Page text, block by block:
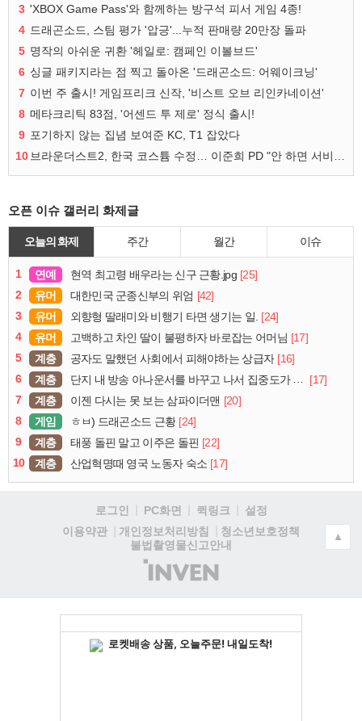
3 'XBOX Game Pass'와 함께하는 방구석 피서 게임 4종!
4 드래곤소드, 스팀 평가 '압긍'...누적 판매량 20만장 돌파
5 명작의 아쉬운 귀환 '헤일로: 캠페인 이볼브드'
6 싱글 패키지라는 점 찍고 돌아온 '드래곤소드: 어웨이크닝'
7 이번 주 출시! 게임프리크 신작, '비스트 오브 리인카네이션'
8 메타크리틱 83점, '어센드 투 제로' 정식 출시!
9 포기하지 않는 집념 보여준 KC, T1 잡았다
10
브라운더스트2, 한국 코스튬 수정… 이준희 PD "안 하면 서비스 지속 불가"
오픈 이슈 갤러리 화제글
오늘의 화제 주간 월간 이슈
1 연예 현역 최고령 배우라는 신구 근황.jpg [25]
2
유머 대한민국 군종신부의 위엄 [42]
3
유머 외향형 딸래미와 비행기 타면 생기는 일. [24]
4
유머 고백하고 차인 딸이 불평하자 바로잡는 어머님 [17]
5
계층 공자도 말했던 사회에서 피해야하는 상급자 [16]
6
계층 단지 내 방송 아나운서를 바꾸고 나서 집중도가 확 올라갔다는 한 아파트의 안내방송
[17]
7
계층 이젠 다시는 못 보는 삼파이더맨 [20]
8
게임 ㅎㅂ) 드래곤소드 근황 [24]
9
계층 태풍 돌핀 말고 이주은 돌핀 [22]
10
계층 산업혁명때 영국 노동자 숙소 [17]
로그인 PC화면 퀵링크
설정
이용약관
개인정보처리방침
청소년보호정책
불법촬영물신고안내
(주)
인
▲